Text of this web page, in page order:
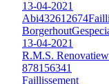
13-04-2021
Abi432612674
Borgerhout
13-04-2021
R.M.S.
878156341
Faillissement